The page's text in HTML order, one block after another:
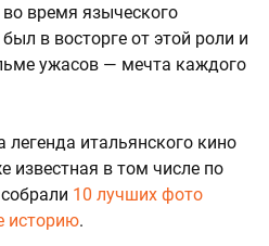
время языческого
в восторге от этой роли и
ужасов — мечта каждого
легенда итальянского кино
известная в том числе по
10 лучших фото
историю.